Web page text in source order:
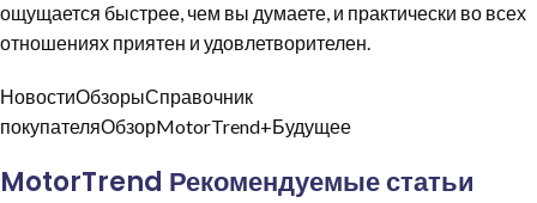
ощущается быстрее, чем вы думаете, и практически во всех
отношениях приятен и удовлетворителен.
НовостиОбзорыСправочник
покупателяОбзорMotorTrend+Будущее
MotorTrend Рекомендуемые статьи